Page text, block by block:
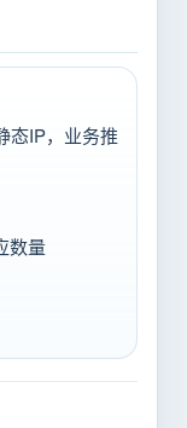
态IP，业务推
数量